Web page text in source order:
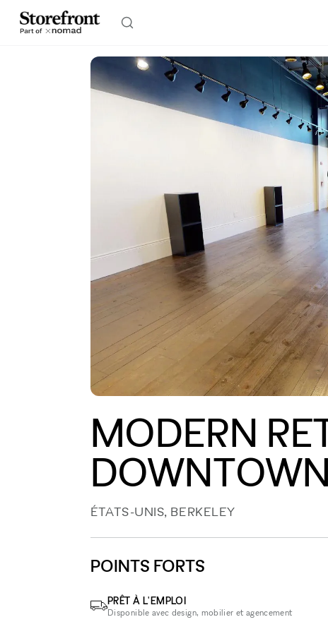
MODERN
ÉTATS-UNIS, BERKELEY
POINTS FORTS
PRÊT À L'EMPLOI
Disponible avec design, mobilier et agencement